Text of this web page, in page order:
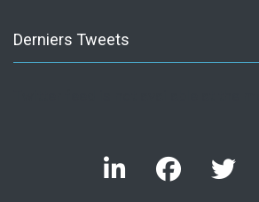
Derniers Tweets